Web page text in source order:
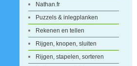
Nathan.fr
Puzzels & inlegplanken
Rekenen en tellen
Rijgen, knopen, sluiten
Rijgen, stapelen, sorteren